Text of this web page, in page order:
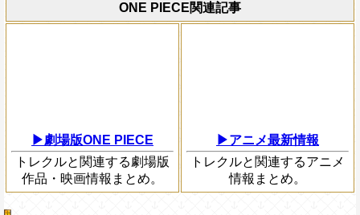
ONE PIECE関連記事
▶劇場版ONE PIECE
トレクルと関連する劇場版
作品・映画情報まとめ。
▶アニメ最新情報
トレクルと関連するアニメ
情報まとめ。